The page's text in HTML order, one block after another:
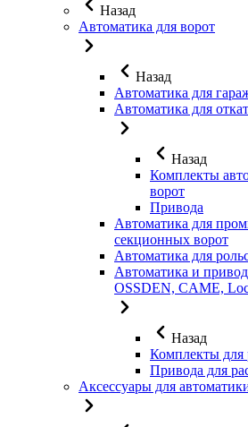
Назад
Автоматика для ворот
Назад
Автоматика для
Автоматика для
Назад
Комплекты
ворот
Привода
Автоматика для
секционных ворот
Автоматика для
Автоматика и
OSSDEN, CAME,
Назад
Комплекты для
Привода для
Аксессуары для